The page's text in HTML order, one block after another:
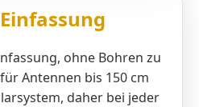
ohne Bohren zu
Antennen bis 150 cm
daher bei jeder